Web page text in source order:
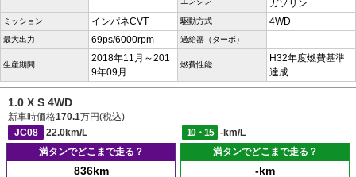
ガソリン
ミッション インパネCVT 駆動方式 4WD
最大出力 69ps/6000rpm 過給器（ターボ） -
生産期間
2018年11月～201
9年09月
燃費性能
H32年度燃費基準
達成
1.0 X S 4WD
新車時価格170.1万円(税込)
JC08
22.0km/L 10・15
-km/L
満タンでどこまで走る？
836km
満タンでどこまで走る？
-km